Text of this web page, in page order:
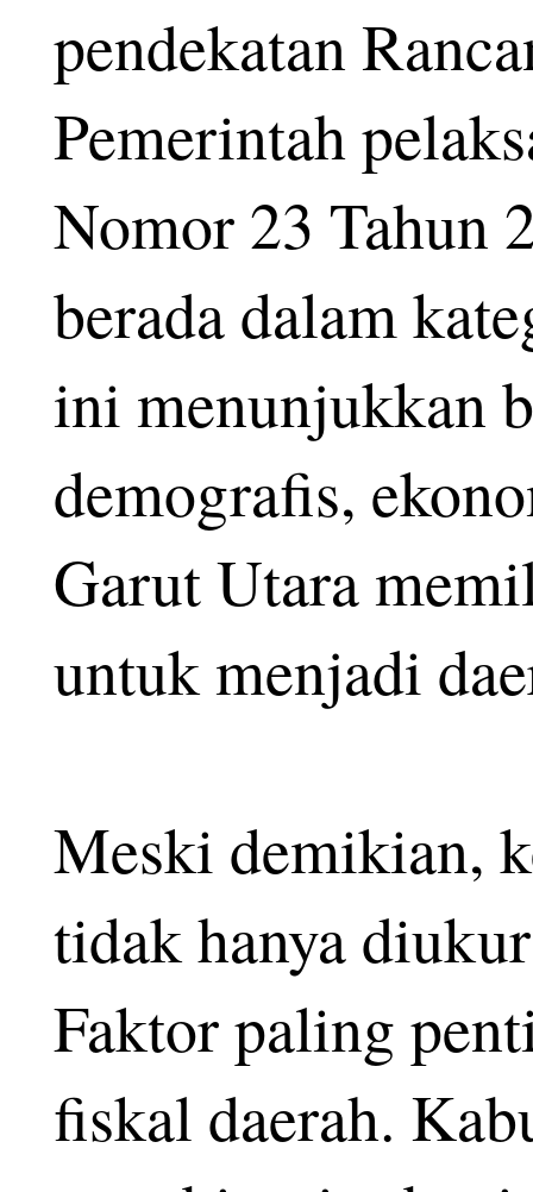
pendekatan
Pemerintah
Nomor 23 Tahun
berada dalam
ini menunjukkan
demografis,
Garut Utara
untuk menjadi
Meski demikian,
tidak hanya
Faktor paling
fiskal daerah.